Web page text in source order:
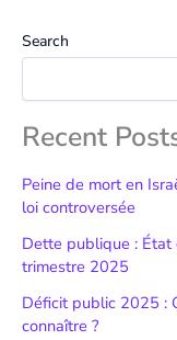
Search
Recent
Peine de mort en
loi controversée
Dette publique :
trimestre 2025
Déficit public 2025 :
connaître ?